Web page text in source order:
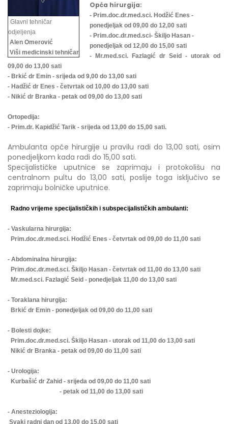
Glavni tehničar
odjeljenja
Alen Omerović
Viši medicinski tehničar
Opća hirurgija:
- Prim.doc.dr.med.sci. Hodžić Enes -
ponedjeljak od 09,00 do 12,00 sati
- Prim.doc.dr.med.sci- Škiljo Hasan -
ponedjeljak od 12,00 do 15,00 sati
- Mr.med.sci. Fazlagić dr Seid - utorak od
09,00 do 13,00 sati
- Brkić dr Emin - srijeda od 9,00 do 13,00 sati
- Hadžić dr Enes - četvrtak od 10,00 do 13,00 sati
- Nikić dr Branka - petak od 09,00 do 13,00 sati
Ortopedija:
- Prim.dr. Kapidžić Tarik - srijeda od 13,00 do 15,00 sati.
Ambulanta opće hirurgije u pravilu radi do 13,00 sati, osim
ponedjeljkom kada radi do 15,00 sati.
Specijalističke uputnice se zaprimaju i protokolišu na
centralnom pultu do 13,00 sati, poslije toga isključivo se
zaprimaju bolničke uputnice.
Radno vrijeme specijalističkih i subspecijalističkih ambulanti:
- Vaskularna hirurgija:
Prim.doc.dr.med.sci. Hodžić Enes - četvrtak od 09,00 do 11,00 sati
- Abdominalna hirurgija:
Prim.doc.dr.med.sci. Škiljo Hasan - četvrtak od 11,00 do 13,00 sati
Mr.med.sci. Fazlagić Seid - ponedjeljak 11,00 do 13,00 sati
- Toraklana hirurgija:
Brkić dr Emin - ponedjeljak od 09,00 do 11,00 sati
- Bolesti dojke:
Prim.doc.dr.med.sci. Škiljo Hasan - utorak od 11,00 do 13,00 sati
Nikić dr Branka - petak od 09,00 do 11,00 sati
- Urologija:
Kurbašić dr Zahid - srijeda od 09,00 do 11,00 sati
- petak od 11,00 do 13,00 sati
- Anesteziologija:
Svaki radni dan od 13,00 do 15,00 sati